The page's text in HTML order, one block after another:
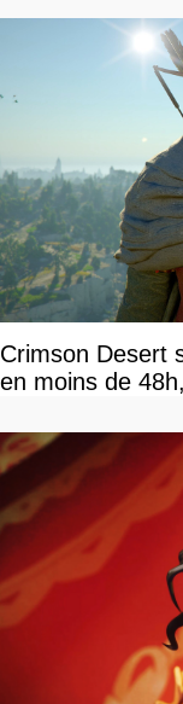
Crimson Desert
en moins de